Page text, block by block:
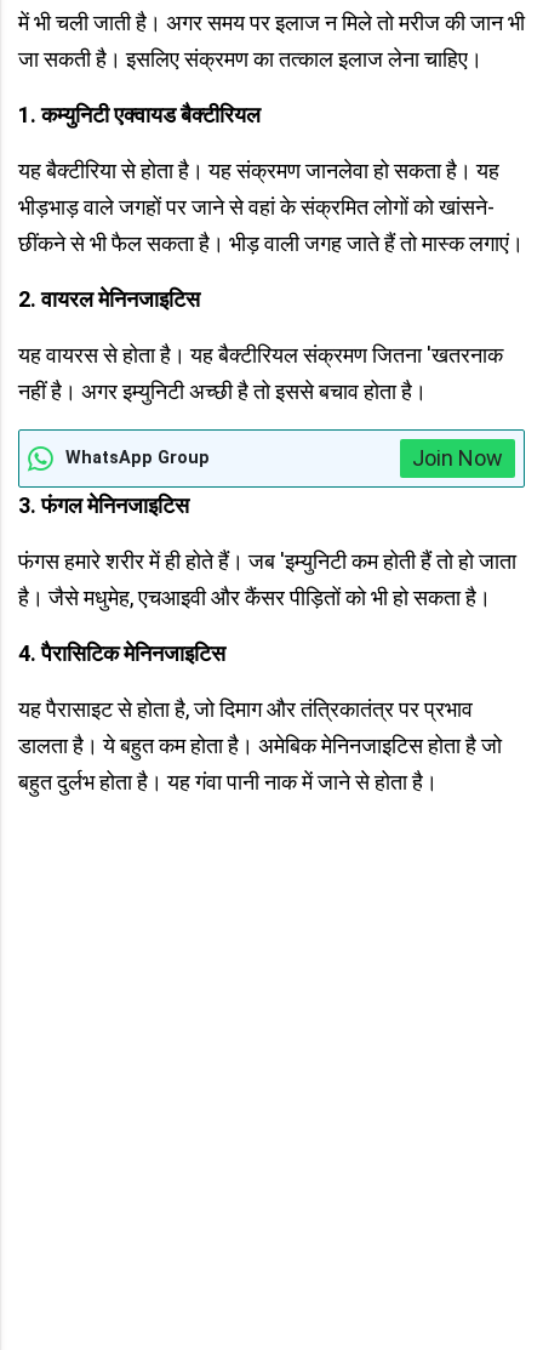
में भी चली जाती है। अगर समय पर इलाज न मिले तो मरीज की जान भी
जा सकती है। इसलिए संक्रमण का तत्काल इलाज लेना चाहिए।
1. कम्युनिटी एक्वायड बैक्टीरियल
यह बैक्टीरिया से होता है। यह संक्रमण जानलेवा हो सकता है। यह
भीड़भाड़ वाले जगहों पर जाने से वहां के संक्रमित लोगों को खांसने-
छींकने से भी फैल सकता है। भीड़ वाली जगह जाते हैं तो मास्क लगाएं।
2. वायरल मेनिनजाइटिस
यह वायरस से होता है। यह बैक्टीरियल संक्रमण जितना 'खतरनाक
नहीं है। अगर इम्युनिटी अच्छी है तो इससे बचाव होता है।
WhatsApp Group
Join Now
3. फंगल मेनिनजाइटिस
फंगस हमारे शरीर में ही होते हैं। जब 'इम्युनिटी कम होती हैं तो हो जाता
है। जैसे मधुमेह, एचआइवी और कैंसर पीड़ितों को भी हो सकता है।
4. पैरासिटिक मेनिनजाइटिस
यह पैरासाइट से होता है, जो दिमाग और तंत्रिकातंत्र पर प्रभाव
डालता है। ये बहुत कम होता है। अमेबिक मेनिनजाइटिस होता है जो
बहुत दुर्लभ होता है। यह गंवा पानी नाक में जाने से होता है।